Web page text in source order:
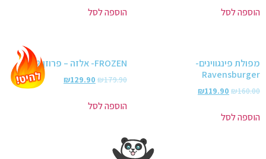
הוספה לסל הוספה לסל
מפולת פינגווינים-
Ravensburger
₪160.00
₪119.90
הוספה לסל
FROZEN- אלזה – פרוזן 2
₪179.90
₪129.90
הוספה לסל